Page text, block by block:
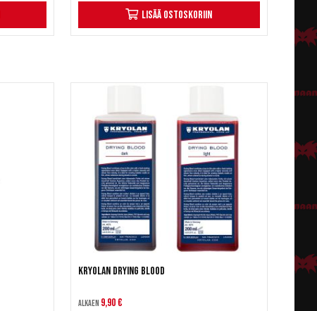
Lisää ostoskoriin
Kryolan Drying Blood
Alkaen 9,90 €